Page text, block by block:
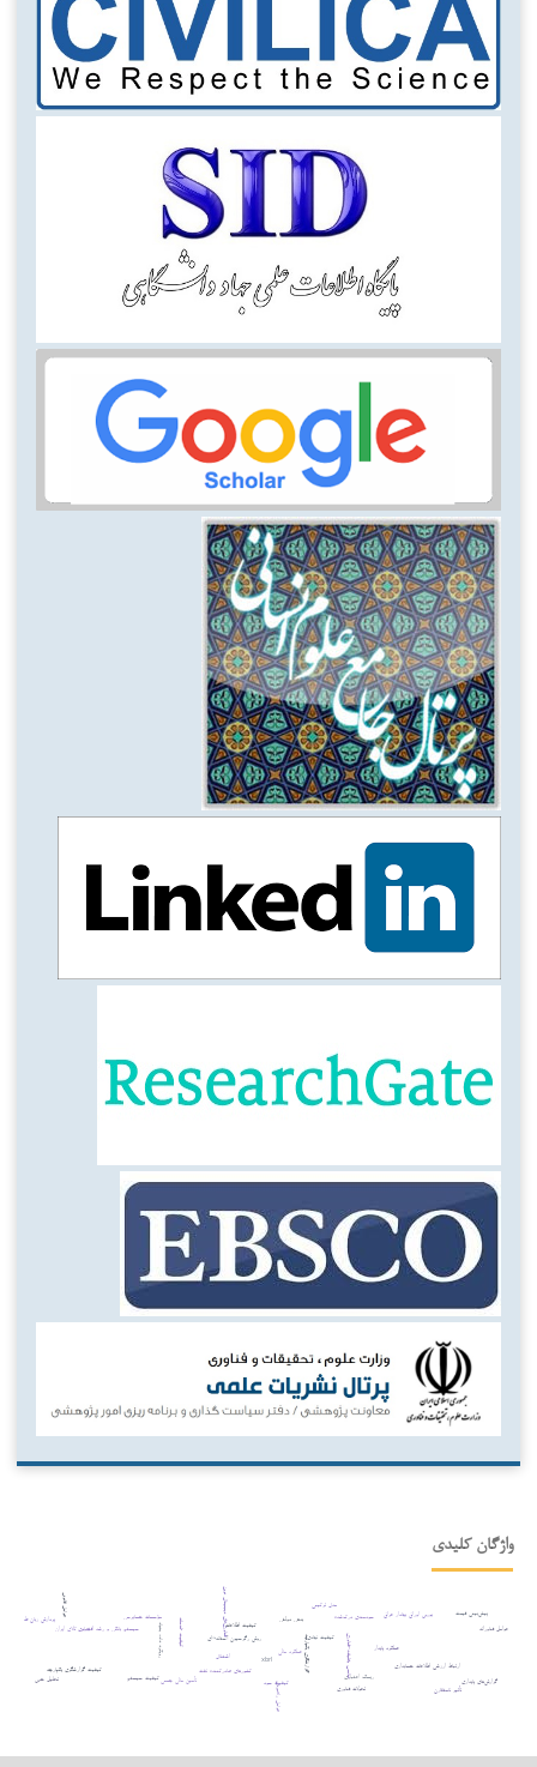
واژگان کلیدی
بدهی دولتی
روش رگرسیون آستانه¬ای
اشتغال
کشورهای صادرکننده نفت
کیفیت نهادی تناسب وظیفه–فناوری
تأمین مالی جمعی
عملکرد پایدار
سودمندی درک‌شده
کیفیت اطلاعات
کیفیت سیستم
کیفیت خدمات
ریسک اعتباری
سیستم بانکی و رشد اقتصادی
گزارشگری یکپارچه کیفیت گزارشگری یکپارچه
عملکرد مالی
ارتباط ارزشی اطلاعات حسابداری
کیفیت سود
بورس اوراق بهادار عراق
گزارش‌های پایداری
تأثیر نامتقارن
فناوری‌های دیجیتال نوین
تحولات فناوری
مؤسسات حسابرسی
رویکرد داده بنیاد بورس کالای ایران
پردازش زبان طبیعی
تحلیل حس
پیش‌بینی قیمت
مدل ترکیبی
عوامل فناورانه
عوامل قانونی
عوامل راهبردی
xbrl